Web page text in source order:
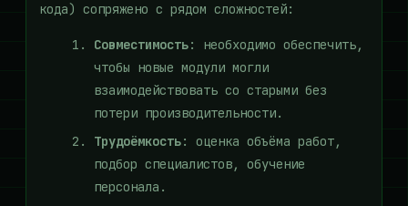
кода) сопряжено с рядом сложностей:
Совместимость: необходимо обеспечить,
чтобы новые модули могли
взаимодействовать со старыми без
потери производительности.
Трудоёмкость: оценка объёма работ,
подбор специалистов, обучение
персонала.